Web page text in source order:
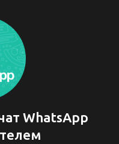
WhatsApp